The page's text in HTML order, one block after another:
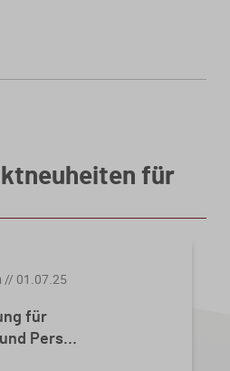
für
// 01.07.25
für
Pers...